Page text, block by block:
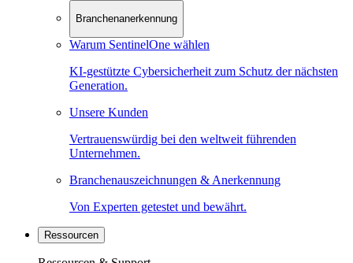
Branchenanerkennung
Warum SentinelOne wählen
KI-gestützte Cybersicherheit zum Schutz der nächsten
Generation.
Unsere Kunden
Vertrauenswürdig bei den weltweit führenden
Unternehmen.
Branchenauszeichnungen & Anerkennung
Von Experten getestet und bewährt.
Ressourcen